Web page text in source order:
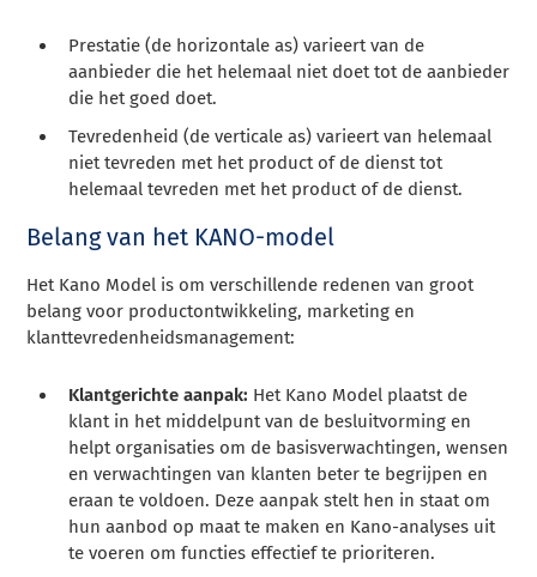
Prestatie (de horizontale as) varieert van de
aanbieder die het helemaal niet doet tot de aanbieder
die het goed doet.
Tevredenheid (de verticale as) varieert van helemaal
niet tevreden met het product of de dienst tot
helemaal tevreden met het product of de dienst.
Belang van het KANO-model
Het Kano Model is om verschillende redenen van groot
belang voor productontwikkeling, marketing en
klanttevredenheidsmanagement:
Klantgerichte aanpak: Het Kano Model plaatst de
klant in het middelpunt van de besluitvorming en
helpt organisaties om de basisverwachtingen, wensen
en verwachtingen van klanten beter te begrijpen en
eraan te voldoen. Deze aanpak stelt hen in staat om
hun aanbod op maat te maken en Kano-analyses uit
te voeren om functies effectief te prioriteren.